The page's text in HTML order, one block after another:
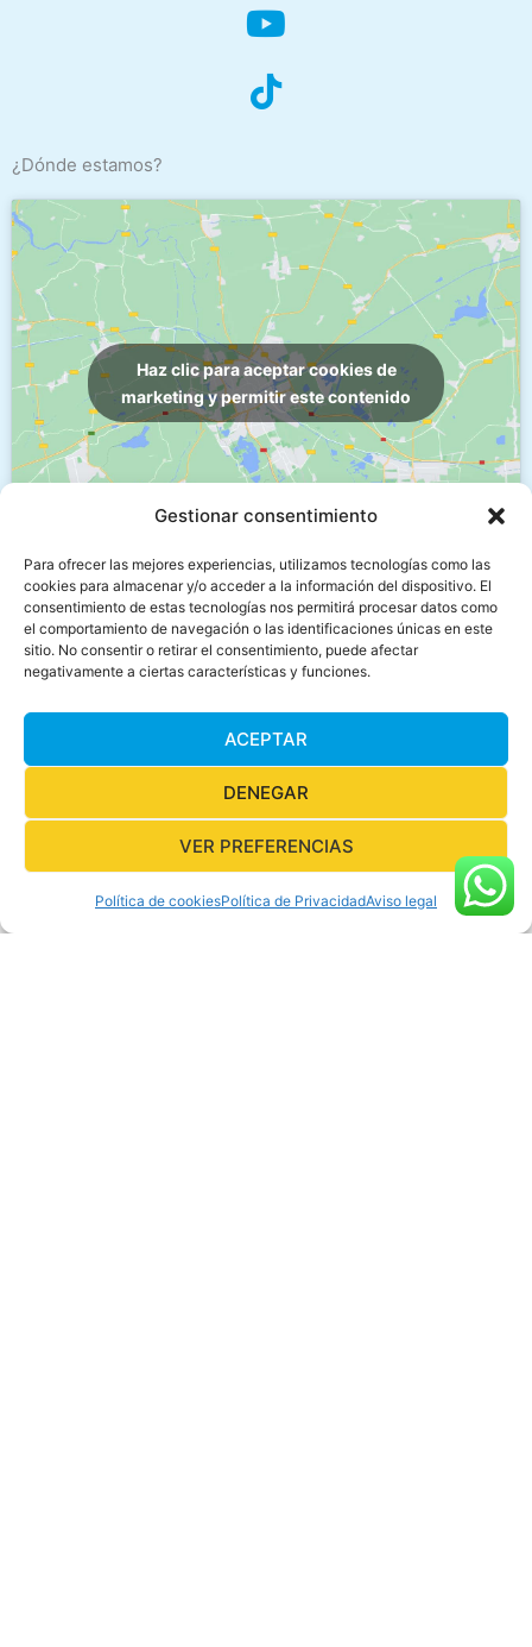
Gestionar consentimiento
Para ofrecer las mejores experiencias, utilizamos tecnologías como las
cookies para almacenar y/o acceder a la información del dispositivo. El
consentimiento de estas tecnologías nos permitirá procesar datos como
el comportamiento de navegación o las identificaciones únicas en este
sitio. No consentir o retirar el consentimiento, puede afectar
negativamente a ciertas características y funciones.
ACEPTAR
DENEGAR
VER PREFERENCIAS
Política de cookiesPolítica de PrivacidadAviso legal
¿Dónde estamos?
Haz clic para aceptar cookies de
marketing y permitir este contenido
Menú
Aviso legal
Política de privacidad
Política de cookies
Copyright © 2026 Buceo Calahonda
Diseño:IdeoArtworkpara Buceo Calahonda